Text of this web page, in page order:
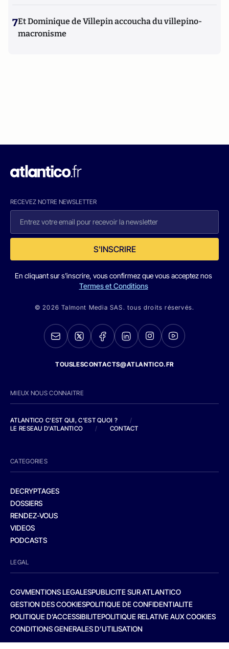
7Et Dominique de Villepin accoucha du villepino-
macronisme
RECEVEZ NOTRE NEWSLETTER
S'INSCRIRE
En cliquant sur s'inscrire, vous confirmez que vous acceptez nos
Termes et Conditions
© 2026 Talmont Media SAS. tous droits réservés.
TOUSLESCONTACTS@ATLANTICO.FR
MIEUX NOUS CONNAITRE
ATLANTICO C'EST QUI, C'EST QUOI ?
/
LE RESEAU D'ATLANTICO
/ CONTACT
CATEGORIES
DECRYPTAGES
DOSSIERS
RENDEZ-VOUS
VIDEOS
PODCASTS
LEGAL
CGVMENTIONS LEGALESPUBLICITE SUR ATLANTICO
GESTION DES COOKIESPOLITIQUE DE CONFIDENTIALITE
POLITIQUE D’ACCESSIBILITEPOLITIQUE RELATIVE AUX COOKIES
CONDITIONS GENERALES D’UTILISATION